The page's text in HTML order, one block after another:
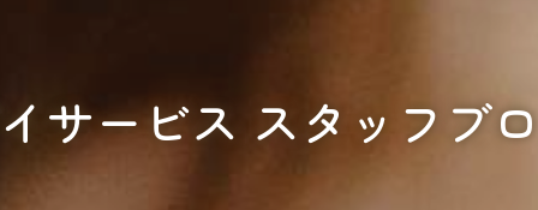
サービス スタッフブ